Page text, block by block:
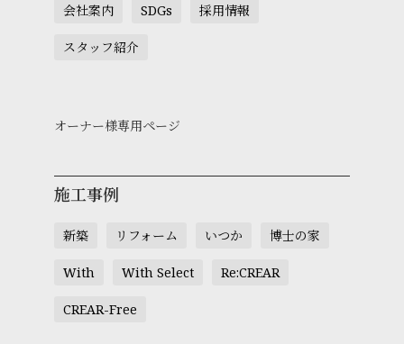
会社案内 SDGs 採用情報
スタッフ紹介
オーナー様専用ページ
施工事例
新築 リフォーム いつか 博士の家
With With Select Re:CREAR
CREAR-Free